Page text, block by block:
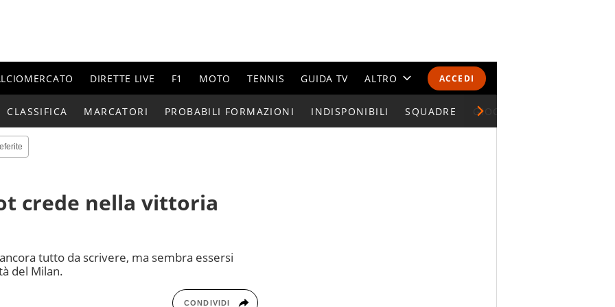
ACCEDI
DIRETTE LIVE F1 MOTO TENNIS GUIDA TV ALTRO
CALENDARI E CLASSIFICHE
CLASSIFICA MARCATORI PROBABILI FORMAZIONI INDISPONIBILI SQUADRE GIOCATORI SERIE A
crede nella vittoria
tutto da scrivere, ma sembra essersi
del Milan.
CONDIVIDI